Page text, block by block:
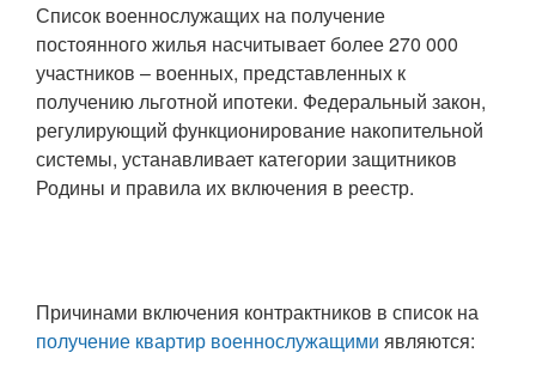
Список военнослужащих на получение
постоянного жилья насчитывает более 270 000
участников – военных, представленных к
получению льготной ипотеки. Федеральный закон,
регулирующий функционирование накопительной
системы, устанавливает категории защитников
Родины и правила их включения в реестр.
Причинами включения контрактников в список на
получение квартир военнослужащими являются: